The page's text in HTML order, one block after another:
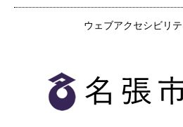
ウェブアクセシビリ